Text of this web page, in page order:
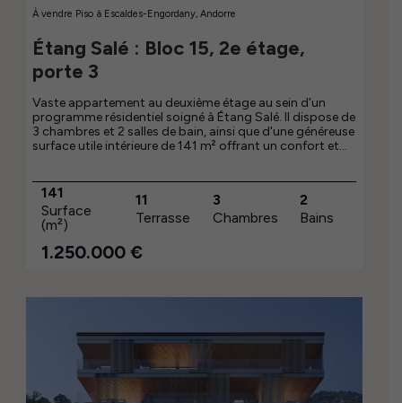
À vendre Piso à Escaldes-Engordany, Andorre
Étang Salé : Bloc 15, 2e étage,
porte 3
Vaste appartement au deuxième étage au sein d'un
programme résidentiel soigné à Étang Salé. Il dispose de
3 chambres et 2 salles de bain, ainsi que d'une généreuse
surface utile intérieure de 141 m² offrant un confort et
Une excellente opportunité à 1 250 000 €.
141
Surface
(m²)
11
Terrasse
3
Chambres
2
Bains
1.250.000 €